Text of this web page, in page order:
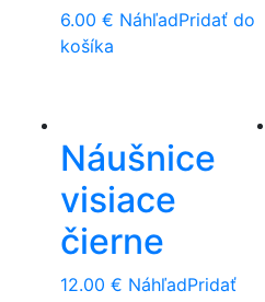
6.00 € NáhľadPridať do
košíka
Náušnice
visiace
čierne
12.00 € NáhľadPridať